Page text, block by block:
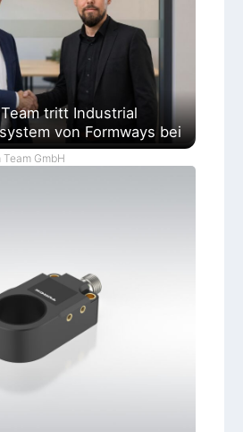
tritt Industrial
von Formways bei
GmbH